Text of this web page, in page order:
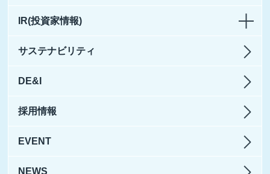
IR(投資家情報)
サステナビリティ
DE&I
採用情報
EVENT
NEWS